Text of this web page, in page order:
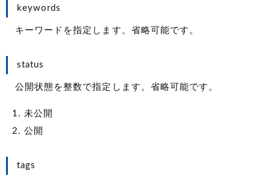
keywords
キーワードを指定します。省略可能です。
status
公開状態を整数で指定します。省略可能です。
未公開
公開
tags